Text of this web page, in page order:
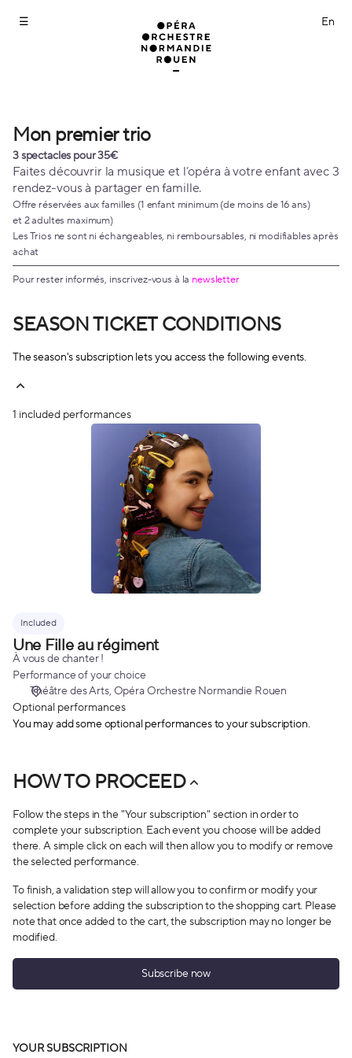
tickets
Orchestre
Normandie
Rouen
Mon
premier
trio
Mon premier trio
3 spectacles pour 35€
Faites découvrir la musique et l’opéra à votre enfant avec 3
rendez-vous à partager en famille.
Offre réservées aux familles (1 enfant minimum (de moins de 16 ans)
et 2 adultes maximum)
Les Trios ne sont ni échangeables, ni remboursables, ni modifiables après
achat
Pour rester informés, inscrivez-vous à la newsletter
SEASON TICKET CONDITIONS
The season's subscription lets you access the following events.
1 included performances
Included
Une Fille au régiment
À vous de chanter !
Performance of your choice
Théâtre des Arts Opéra Orchestre Normandie Rouen
Optional performances
You may add some optional performances to your subscription.
HOW TO PROCEED
Follow the steps in the "Your subscription" section in order to
complete your subscription. Each event you choose will be added
there. A simple click on each will then allow you to modify or remove
the selected performance.
To finish, a validation step will allow you to confirm or modify your
selection before adding the subscription to the shopping cart. Please
note that once added to the cart, the subscription may no longer be
modified.
Subscribe now
YOUR SUBSCRIPTION